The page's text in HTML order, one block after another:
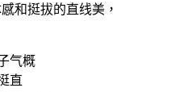
和挺拔的直线美，
气概
直